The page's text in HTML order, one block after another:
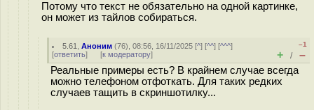
Потому что текст не обязательно на одной картинке,
он может из тайлов собираться.
5.61 ,Аноним (76), 08:56, 16/11/2025 [^] [^^] [^^^]
[ответить] [к модератору]
–1
+ / –
Реальные примеры есть? В крайнем случае всегда
можно телефоном отфоткать. Для таких редких
случаев тащить в скриншотилку...